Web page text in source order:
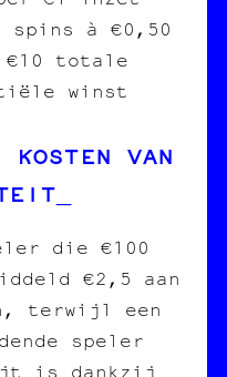
à €0,50
€10 totale
winst
KOSTEN VAN
die €100
€2,5 aan
terwijl een
speler
is dankzij